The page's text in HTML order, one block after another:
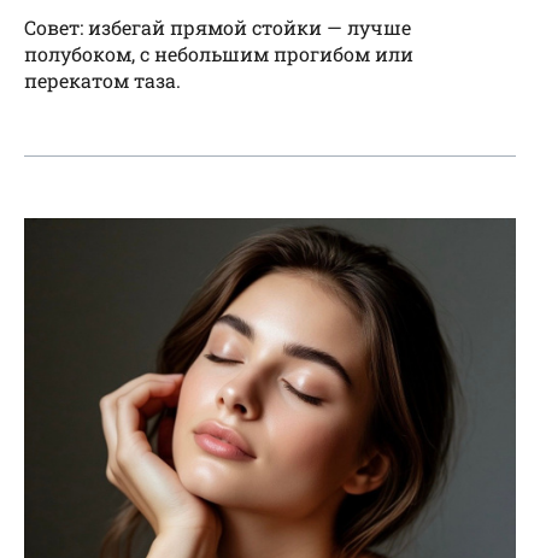
Совет: избегай прямой стойки — лучше
полубоком, с небольшим прогибом или
перекатом таза.